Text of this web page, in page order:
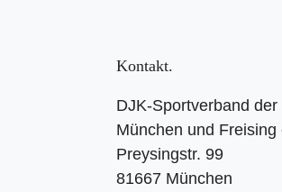
Kontakt
DJK-Sportverband
München und Freising
Preysingstr. 99
81667 München